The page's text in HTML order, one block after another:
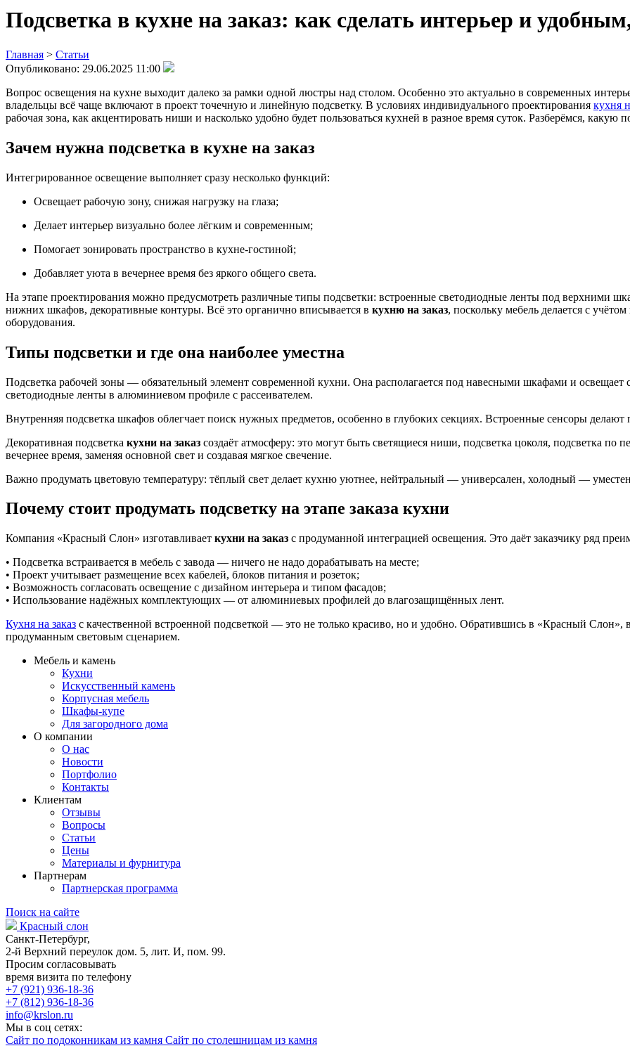
Подсветка в кухне на заказ: как сделать интерьер и
Главная > Статьи
Опубликовано: 29.06.2025 11:00
Вопрос освещения на кухне выходит далеко за рамки одной люстры над столом. Особенно это актуально в современных
владельцы всё чаще включают в проект точечную и линейную подсветку. В условиях индивидуального проектирования кухня
рабочая зона, как акцентировать ниши и насколько удобно будет пользоваться кухней в разное время суток. Разберёмся, какую
Зачем нужна подсветка в кухне на заказ
Интегрированное освещение выполняет сразу несколько функций:
Освещает рабочую зону, снижая нагрузку на глаза;
Делает интерьер визуально более лёгким и современным;
Помогает зонировать пространство в кухне-гостиной;
Добавляет уюта в вечернее время без яркого общего света.
На этапе проектирования можно предусмотреть различные типы подсветки: встроенные светодиодные ленты под верхними
нижних шкафов, декоративные контуры. Всё это органично вписывается в кухню на заказ, поскольку мебель делается с
оборудования.
Типы подсветки и где она наиболее уместна
Подсветка рабочей зоны — обязательный элемент современной кухни. Она располагается под навесными шкафами и
светодиодные ленты в алюминиевом профиле с рассеивателем.
Внутренняя подсветка шкафов облегчает поиск нужных предметов, особенно в глубоких секциях. Встроенные сенсоры
Декоративная подсветка кухни на заказ создаёт атмосферу: это могут быть светящиеся ниши, подсветка цоколя, подсветка
вечернее время, заменяя основной свет и создавая мягкое свечение.
Важно продумать цветовую температуру: тёплый свет делает кухню уютнее, нейтральный — универсален, холодный —
Почему стоит продумать подсветку на этапе заказа кухни
Компания «Красный Слон» изготавливает кухни на заказ с продуманной интеграцией освещения. Это даёт заказчику ряд
• Подсветка встраивается в мебель с завода — ничего не надо дорабатывать на месте;
• Проект учитывает размещение всех кабелей, блоков питания и розеток;
• Возможность согласовать освещение с дизайном интерьера и типом фасадов;
• Использование надёжных комплектующих — от алюминиевых профилей до влагозащищённых лент.
Кухня на заказ с качественной встроенной подсветкой — это не только красиво, но и удобно. Обратившись в «Красный
продуманным световым сценарием.
Мебель и камень
Кухни
Искусственный камень
Корпусная мебель
Шкафы-купе
Для загородного дома
О компании
О нас
Новости
Портфолио
Контакты
Клиентам
Отзывы
Вопросы
Статьи
Цены
Материалы и фурнитура
Партнерам
Партнерская программа
Поиск на сайте
Красный слон
Санкт-Петербург,
2-й Верхний переулок дом. 5, лит. И, пом. 99.
Просим согласовывать
время визита по телефону
+7 (921) 936-18-36
+7 (812) 936-18-36
info@krslon.ru
Мы в соц сетях:
Сайт по подоконникам из камня Сайт по столешницам из камня